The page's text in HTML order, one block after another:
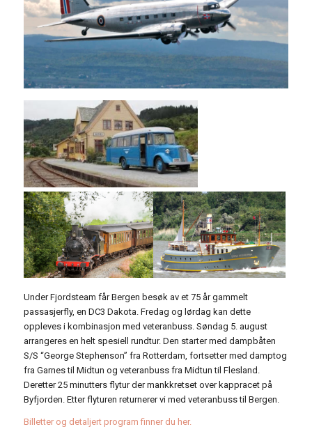
Under Fjordsteam får Bergen besøk av et 75 år gammelt
passasjerfly, en DC3 Dakota. Fredag og lørdag kan dette
oppleves i kombinasjon med veteranbuss. Søndag 5. august
arrangeres en helt spesiell rundtur. Den starter med dampbåten
S/S “George Stephenson” fra Rotterdam, fortsetter med damptog
fra Garnes til Midtun og veteranbuss fra Midtun til Flesland.
Deretter 25 minutters flytur der mankkretset over kappracet på
Byfjorden. Etter flyturen returnerer vi med veteranbuss til Bergen.
Billetter og detaljert program finner du her.